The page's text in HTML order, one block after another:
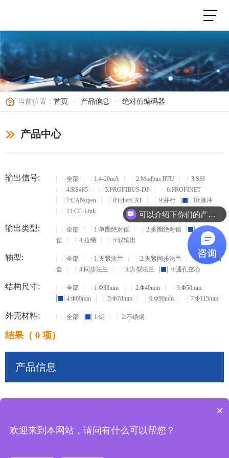
当前位置： 首页 - 产品信息 - 绝对值编码器
产品中心
输出信号: 全部 1:4-20mA 2:Modbus RTU
3:SSI
4:RS485
5:PROFIBUS-DP
6:PROFINET
7:CANopen
8:EtherCAT 9:并行
10:脉冲
11:CC-Link
输出类型: 全部 1:单圈绝对值 2:多圈绝对值
3:增量
值
4:拉绳 5:双输出
轴型: 全部 1:夹紧法兰 2:夹紧同步法兰
3:盲孔轴
套
4:同步法兰 5:方型法兰 6:通孔空心
结构尺寸: 全部 1:Φ38mm 2:Φ40mm
3:Φ50mm
4:Φ60mm
5:Φ78mm 6:Φ90mm 7:Φ115mm
外壳材料: 全部 1:铝 2:不锈钢
结果（ 0 项）
产品信息
可以介绍下你们的产品么？
×
欢迎来到本网站，请问有什么可以帮您？